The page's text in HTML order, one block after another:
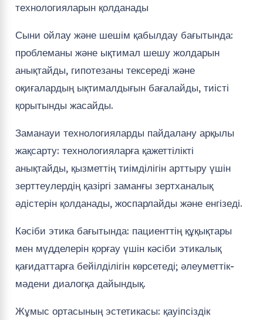
технологияларын қолданады
Сыни ойлау және шешім қабылдау бағытында:
проблеманы және ықтимал шешу жолдарын
анықтайды, гипотезаны тексереді және
оқиғалардың ықтималдығын бағалайды, тиісті
қорытынды жасайды.
Заманауи технологияларды пайдалану арқылы
жақсарту: технологияларға қажеттілікті
анықтайды, қызметтің тиімділігін арттыру үшін
зерттеулердің қазіргі заманғы зертханалық
әдістерін қолданады, жоспарлайды және енгізеді.
Кәсіби этика бағытында: пациенттің құқықтары
мен мүдделерін қорғау үшін кәсіби этикалық
қағидаттарға бейілділігін көрсетеді; әлеуметтік-
мәдени диалогқа дайындық.
Жұмыс ортасының эстетикасы: қауіпсіздік